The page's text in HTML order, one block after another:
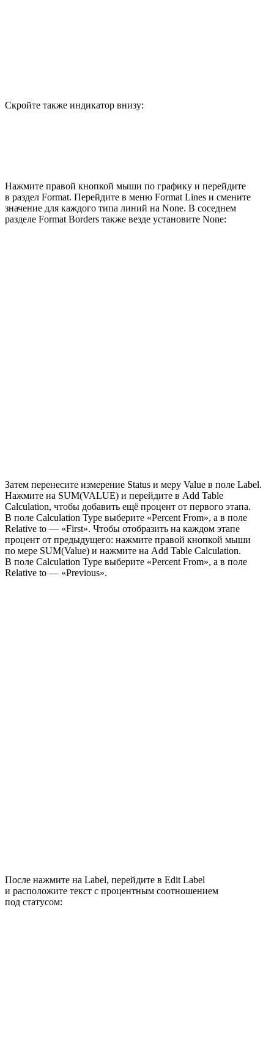
Скройте также индикатор внизу:
Нажмите правой кнопкой мыши по графику и перейдите
в раздел Format. Перейдите в меню Format Lines и смените
значение для каждого типа линий на None. В соседнем
разделе Format Borders также везде установите None:
Затем перенесите измерение Status и меру Value в поле Label.
Нажмите на SUM(VALUE) и перейдите в Add Table
Calculation, чтобы добавить ещё процент от первого этапа.
В поле Calculation Type выберите «Percent From», а в поле
Relative to — «First». Чтобы отобразить на каждом этапе
процент от предыдущего: нажмите правой кнопкой мыши
по мере SUM(Value) и нажмите на Add Table Calculation.
В поле Calculation Type выберите «Percent From», а в поле
Relative to — «Previous».
После нажмите на Label, перейдите в Edit Label
и расположите текст с процентным соотношением
под статусом: